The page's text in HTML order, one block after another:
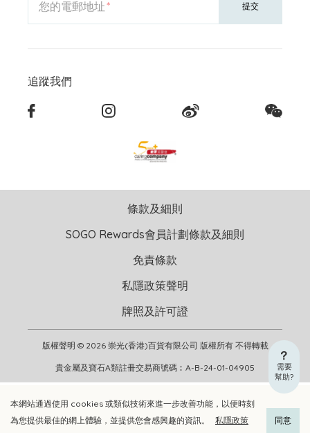
加入購物車 立即選購
本網站通過使用 cookies 或類似技術來進一步改善功能，以便時刻
為您提供最佳的網上體驗，並提供您會感興趣的資訊。
私隱政策
同意
需要
幫助?
您的電郵地址 提交
追蹤我們
版權聲明 © 2026 崇光(香港)百貨有限公司 版權所有 不得轉載
貴金屬及寶石A類註冊交易商號碼︰A-B-24-01-04905
條款及細則
SOGO Rewards會員計劃條款及細則
免責條款
私隱政策聲明
牌照及許可證